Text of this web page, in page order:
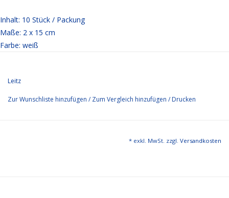
Inhalt: 10 Stück / Packung
Maße: 2 x 15 cm
Farbe: weiß
Leitz
Zur Wunschliste hinzufügen / Zum Vergleich hinzufügen / Drucken
* exkl. MwSt. zzgl. Versandkosten